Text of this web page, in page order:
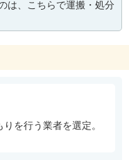
は、こちらで運搬・処分
を行う業者を選定。